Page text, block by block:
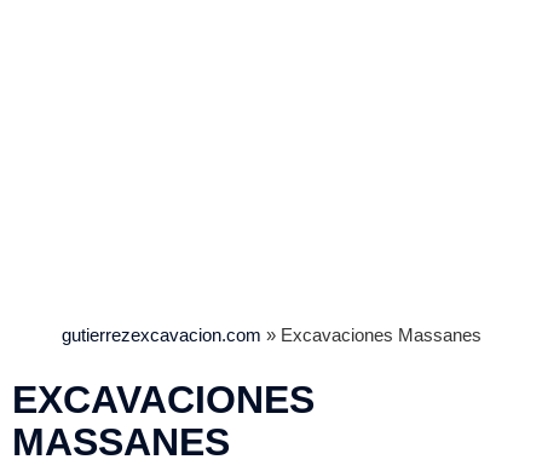
gutierrezexcavacion.com » Excavaciones Massanes
EXCAVACIONES
MASSANES